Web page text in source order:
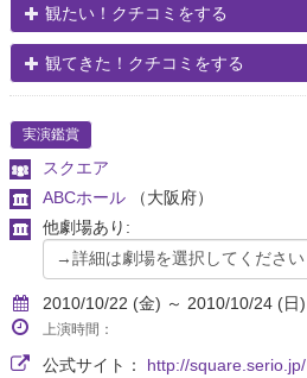
観たい！クチコミをする
観てきた！クチコミをする
実演鑑賞
スクエア
ABCホール
（大阪府）
他劇場あり:
2010/10/22 (金) ～ 2010/10/24 (日)
上演時間：
公式サイト： http://square.serio.jp/